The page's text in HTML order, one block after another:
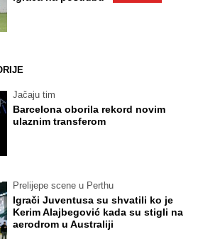
Jačaju tim
Barcelona oborila rekord novim
ulaznim transferom
Prelijepe scene u Perthu
Igrači Juventusa su shvatili ko je
Kerim Alajbegović kada su stigli na
aerodrom u Australiji